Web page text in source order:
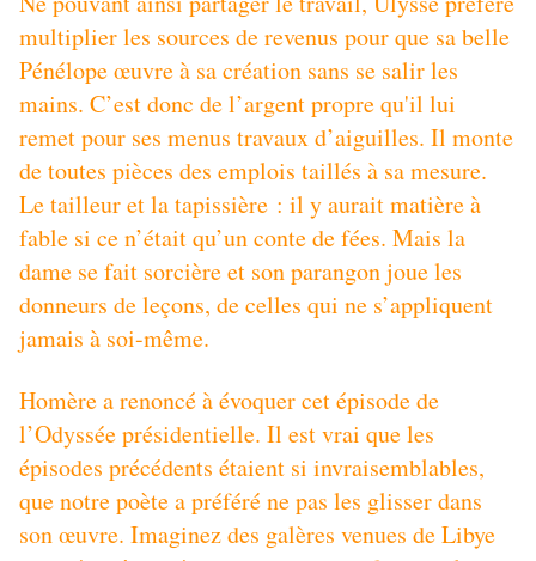
multiplier les sources de revenus pour que sa belle
Pénélope œuvre à sa création sans se salir les
mains. C’est donc de l’argent propre qu'il lui
remet pour ses menus travaux d’aiguilles. Il monte
de toutes pièces des emplois taillés à sa mesure.
Le tailleur et la tapissière : il y aurait matière à
fable si ce n’était qu’un conte de fées. Mais la
dame se fait sorcière et son parangon joue les
donneurs de leçons, de celles qui ne s’appliquent
jamais à soi-même.
Homère a renoncé à évoquer cet épisode de
l’Odyssée présidentielle. Il est vrai que les
épisodes précédents étaient si invraisemblables,
que notre poète a préféré ne pas les glisser dans
son œuvre. Imaginez des galères venues de Libye